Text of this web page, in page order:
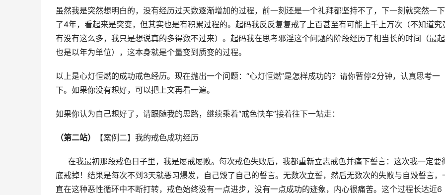
虽然我是突然想明白的，没有经历过天数逐渐增加的过程，前一刻还是一个礼拜都坚持不了，下一刻就突然一
了4年，看起来是突变，但其实也是有积累过程的。起码我反反复复戒了上百甚至有可能上千上万次（不知道究
有没有这么多，我只是想说真的多得数不过来）。起码我在思考邪淫这个问题的阶段经历了相当长的时间（最
也是以年为单位），这本身就是个量变到质变的过程。
以上是心灯恒燃的成功戒色经历。现在抛出一个问题：“心灯恒燃”是怎样成功的？请你暂停2分钟，认真思考一
下。如果你没有想好，可以把上文再看一遍。
如果你认为自己想好了，请跟随我的思路，继续乘着“戒色快车”接着往下一站走：
（第二站） 【案例二】我的戒色成功经历
在我最初那段戒色日子里，我是屡戒屡败。每次戒色失败后，我都重新立志戒色并痛下誓言：这次我一定要
底戒掉！结果是每次不到3天就恶习爆发，自己毁了自己的誓言。无数次立誓，然后无数次的失败与自毁誓言，
直在这种恶性循环中不断打转，戒色始终没有一点进步，没有一点成功的迹象，内心很痛苦。这个过程长达近6